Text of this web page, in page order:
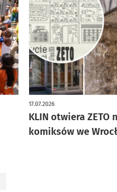
KLIN otwiera ZETO
komiksów we
17.07.2026
artykuł z galerią zdjęć